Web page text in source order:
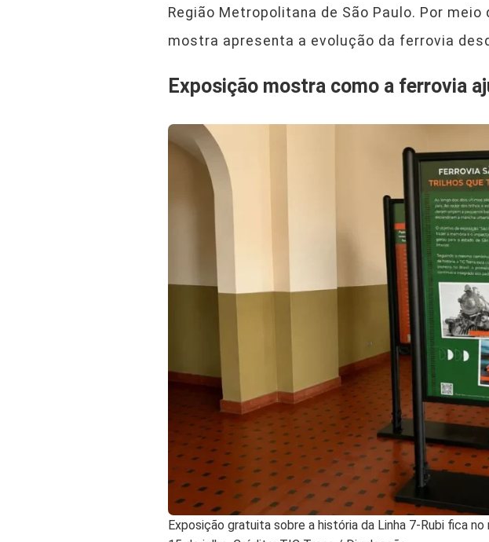
Região Metropolitana de São Paulo. Por
mostra apresenta a evolução da ferrovia
Exposição mostra como a ferrovia
Exposição gratuita sobre a história da Linha 7-Rubi fica